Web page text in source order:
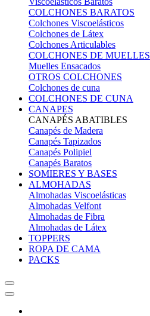
COLCHONES BARATOS
Colchones Viscoelásticos
Colchones de Látex
Colchones Articulables
COLCHONES DE MUELLES
Muelles Ensacados
OTROS COLCHONES
Colchones de cuna
COLCHONES DE CUNA
CANAPES
CANAPÉS ABATIBLES
Canapés de Madera
Canapés Tapizados
Canapés Polipiel
Canapés Baratos
SOMIERES Y BASES
ALMOHADAS
Almohadas Viscoelásticas
Almohadas Velfont
Almohadas de Fibra
Almohadas de Látex
TOPPERS
ROPA DE CAMA
PACKS